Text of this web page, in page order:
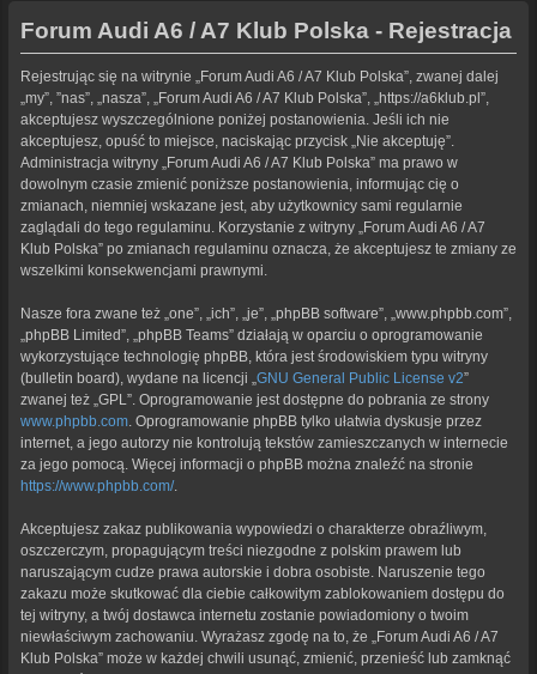
Forum Audi A6 / A7 Klub Polska - Rejestracja
Rejestrując się na witrynie „Forum Audi A6 / A7 Klub Polska”, zwanej dalej
„my”, ”nas”, „nasza”, „Forum Audi A6 / A7 Klub Polska”, „https://a6klub.pl”,
akceptujesz wyszczególnione poniżej postanowienia. Jeśli ich nie
akceptujesz, opuść to miejsce, naciskając przycisk „Nie akceptuję”.
Administracja witryny „Forum Audi A6 / A7 Klub Polska” ma prawo w
dowolnym czasie zmienić poniższe postanowienia, informując cię o
zmianach, niemniej wskazane jest, aby użytkownicy sami regularnie
zaglądali do tego regulaminu. Korzystanie z witryny „Forum Audi A6 / A7
Klub Polska” po zmianach regulaminu oznacza, że akceptujesz te zmiany ze
wszelkimi konsekwencjami prawnymi.
Nasze fora zwane też „one”, „ich”, „je”, „phpBB software”, „www.phpbb.com”,
„phpBB Limited”, „phpBB Teams” działają w oparciu o oprogramowanie
wykorzystujące technologię phpBB, która jest środowiskiem typu witryny
(bulletin board), wydane na licencji „ GNU General Public License v2”
zwanej też „GPL”. Oprogramowanie jest dostępne do pobrania ze strony
www.phpbb.com . Oprogramowanie phpBB tylko ułatwia dyskusje przez
internet, a jego autorzy nie kontrolują tekstów zamieszczanych w internecie
za jego pomocą. Więcej informacji o phpBB można znaleźć na stronie
https://www.phpbb.com/.
Akceptujesz zakaz publikowania wypowiedzi o charakterze obraźliwym,
oszczerczym, propagującym treści niezgodne z polskim prawem lub
naruszającym cudze prawa autorskie i dobra osobiste. Naruszenie tego
zakazu może skutkować dla ciebie całkowitym zablokowaniem dostępu do
tej witryny, a twój dostawca internetu zostanie powiadomiony o twoim
niewłaściwym zachowaniu. Wyrażasz zgodę na to, że „Forum Audi A6 / A7
Klub Polska” może w każdej chwili usunąć, zmienić, przenieść lub zamknąć